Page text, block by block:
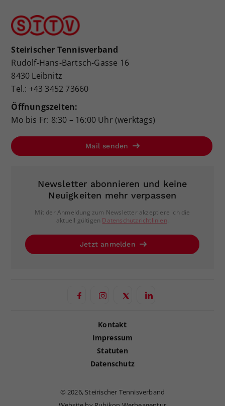
Steirischer Tennisverband
Rudolf-Hans-Bartsch-Gasse 16
8430 Leibnitz
Tel.: +43 3452 73660
Öffnungszeiten:
Mo bis Fr: 8:30 – 16:00 Uhr (werktags)
Mail senden
Newsletter abonnieren und keine
Neuigkeiten mehr verpassen
Mit der Anmeldung zum Newsletter akzeptiere ich die
aktuell gültigen Datenschutzrichtlinien.
Jetzt anmelden
Kontakt
Impressum
Statuten
Datenschutz
©2026, Steirischer Tennisverband